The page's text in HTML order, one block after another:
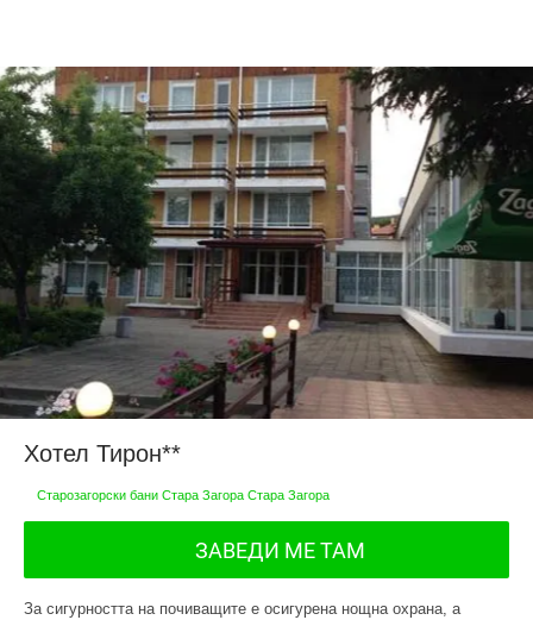
Хотел Тирон**
Старозагорски бани Стара Загора Стара Загора
ЗАВЕДИ МЕ ТАМ
За сигурността на почиващите е осигурена нощна охрана, а